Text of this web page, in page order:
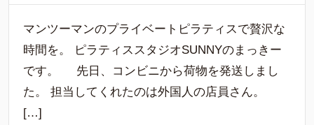
マンツーマンのプライベートピラティスで贅沢な
時間を。 ピラティススタジオSUNNYのまっきー
です。 先日、コンビニから荷物を発送しまし
た。 担当してくれたのは外国人の店員さん。
[…]